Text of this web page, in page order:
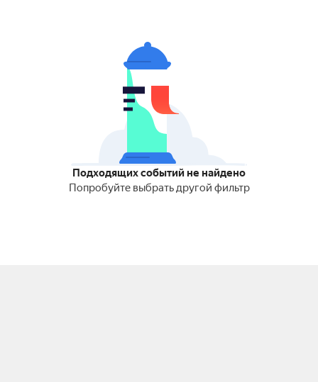
Подходящих событий не найдено
Попробуйте выбрать другой фильтр